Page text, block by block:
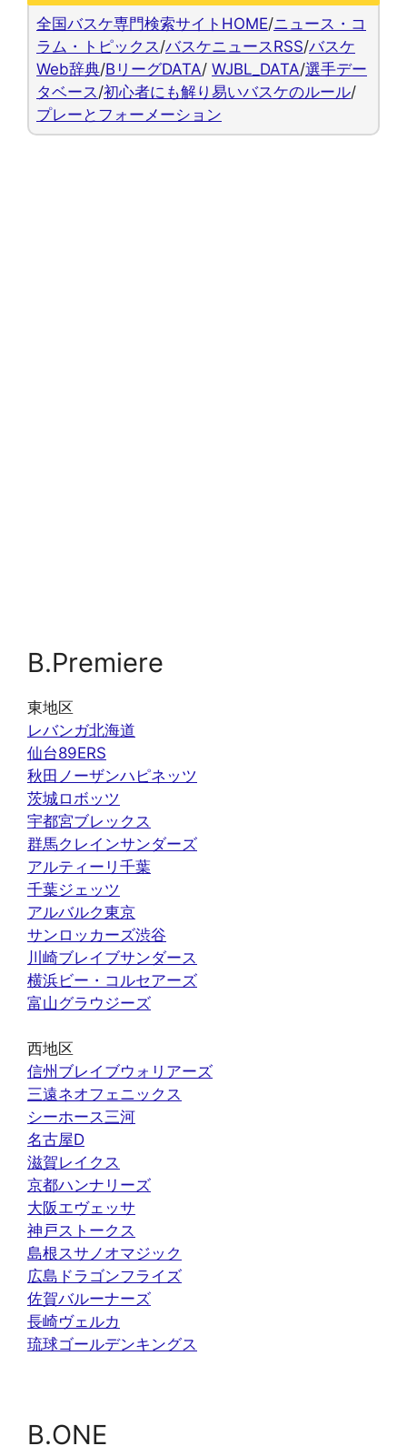
全国バスケ専門検索サイトHOME/ニュース・コ
ラム・トピックス /バスケニュースRSS/バスケ
Web辞典/BリーグDATA/ WJBL_DATA/選手デー
タベース /初心者にも解り易いバスケのルール/
プレーとフォーメーション
B.Premiere
東地区
レバンガ北海道
仙台89ERS
秋田ノーザンハピネッツ
茨城ロボッツ
宇都宮ブレックス
群馬クレインサンダーズ
アルティーリ千葉
千葉ジェッツ
アルバルク東京
サンロッカーズ渋谷
川崎ブレイブサンダース
横浜ビー・コルセアーズ
富山グラウジーズ
西地区
信州ブレイブウォリアーズ
三遠ネオフェニックス
シーホース三河
名古屋D
滋賀レイクス
京都ハンナリーズ
大阪エヴェッサ
神戸ストークス
島根スサノオマジック
広島ドラゴンフライズ
佐賀バルーナーズ
長崎ヴェルカ
琉球ゴールデンキングス
B.ONE